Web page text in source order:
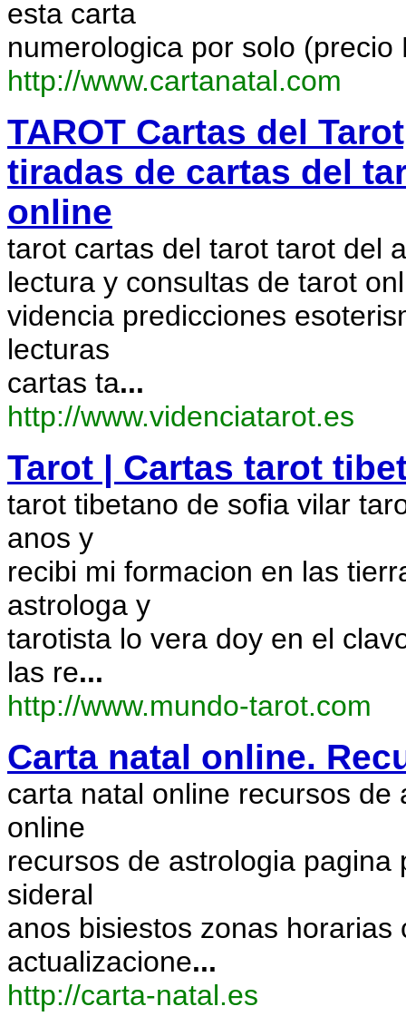
esta carta
numerologica por solo
http://www.cartanatal.com
TAROT Cartas del
tiradas de cartas del
online
tarot cartas del tarot tarot del
lectura y consultas de tarot
videncia predicciones
lecturas
cartas ta...
http://www.videnciatarot.es
Tarot | Cartas tarot
tarot tibetano de sofia vilar
anos y
recibi mi formacion en las
astrologa y
tarotista lo vera doy en el
las re...
http://www.mundo-tarot.com
Carta natal online.
carta natal online recursos
online
recursos de astrologia
sideral
anos bisiestos zonas
actualizacione...
http://carta-natal.es